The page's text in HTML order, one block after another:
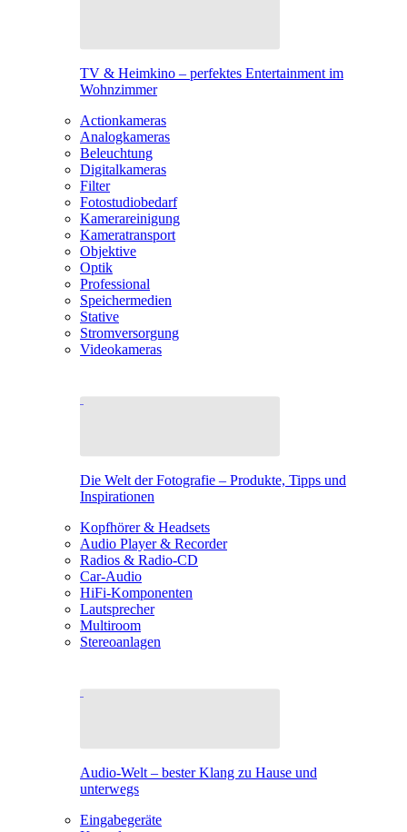
TV & Heimkino – perfektes Entertainment im
Wohnzimmer
Actionkameras
Analogkameras
Beleuchtung
Digitalkameras
Filter
Fotostudiobedarf
Kamerareinigung
Kameratransport
Objektive
Optik
Professional
Speichermedien
Stative
Stromversorgung
Videokameras
Die Welt der Fotografie – Produkte, Tipps und
Inspirationen
Kopfhörer & Headsets
Audio Player & Recorder
Radios & Radio-CD
Car-Audio
HiFi-Komponenten
Lautsprecher
Multiroom
Stereoanlagen
Audio-Welt – bester Klang zu Hause und
unterwegs
Eingabegeräte